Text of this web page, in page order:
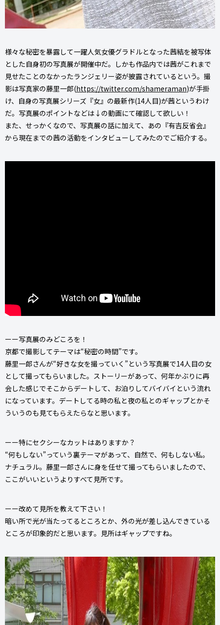
様々な秘密を暴露して一躍人気女優グラドルとなった茜結を被写体
とした自身初の写真展が開催中だ。しかも作品内では茜がこれまで
見せたことのなかったランジェリー姿が披露されているという。撮
影は写真家の藤里一郎(https://twitter.com/shameraman)が手掛
け、自身の写真展シリーズ『女』の最新作(14人目)が茜というわけ
だ。写真展のポイントなどは↓の動画にて確認して欲しい！
また、せっかくなので、写真展の話に加えて、あの『有吉反省会』
から現在までの茜の活動をインタビューしてみたのでご紹介する。
ーー写真展のみどころを！
京都で撮影してテーマは“秘密の時間”です。
藤里一郎さんが“好きな女を撮っていく”という写真展で14人目の女
として撮ってもらいました。ストーリーがあって、何年かぶりに再
会した感じでそこからデートして、お泊りしてバイバイという流れ
になっています。デートしてる時の私と夜の私とのギャップとかそ
ういうのも見てもらえたらなと思います。
ーー特にセクシーなカットはありますか？
“何もしない”っていう裏テーマがあって、自然で、何もしない私。
ナチュラル。藤里一郎さんに身を任せて撮ってもらいましたので、
ここがいいというよりすべて見所です。
ーー改めて見所を教えて下さい！
暗い所で光が当たってるところとか、外の光が差し込んできている
ところが印象的だと思います。見所はギャップですね。